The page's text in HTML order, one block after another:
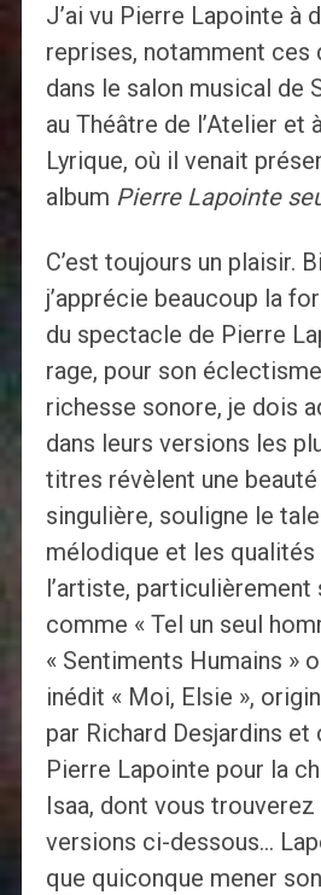
J’ai vu Pierre Lapointe à
reprises, notamment ces
dans le salon musical de
au Théâtre de l’Atelier et
Lyrique, où il venait
album Pierre Lapointe
C’est toujours un plaisir.
j’apprécie beaucoup la
du spectacle de Pierre
rage, pour son
richesse sonore, je dois
dans leurs versions les
titres révèlent une
singulière, souligne le
mélodique et les qualités
l’artiste,
comme « Tel un seul
« Sentiments Humains »
inédit « Moi, Elsie »,
par Richard Desjardins
Pierre Lapointe pour la
Isaa, dont vous
versions ci-dessous…
que quiconque mener